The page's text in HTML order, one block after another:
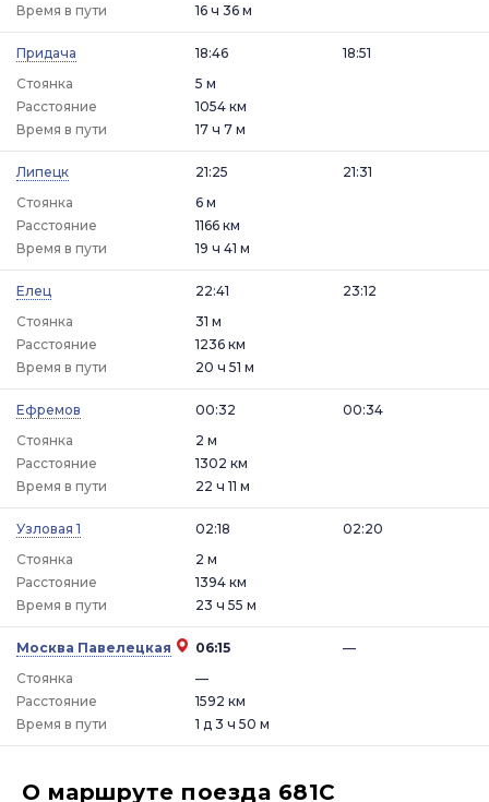
Время в пути
16 ч 36 м
Придача
18:46
Стоянка
5 м
18:51
Расстояние
1054 км
Время в пути
17 ч 7 м
Липецк
21:25
Стоянка
6 м
21:31
Расстояние
1166 км
Время в пути
19 ч 41 м
Елец
22:41
Стоянка
31 м
23:12
Расстояние
1236 км
Время в пути
20 ч 51 м
Ефремов
00:32
Стоянка
2 м
00:34
Расстояние
1302 км
Время в пути
22 ч 11 м
Узловая 1
02:18
Стоянка
2 м
02:20
Расстояние
1394 км
Время в пути
23 ч 55 м
Москва Павелецкая
06:15
Стоянка
—
—
Расстояние
1592 км
Время в пути
1 д 3 ч 50 м
О маршруте поезда 681С